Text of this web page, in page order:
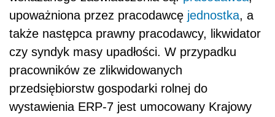
upoważniona przez pracodawcę jednostka, a
także następca prawny pracodawcy, likwidator
czy syndyk masy upadłości. W przypadku
pracowników ze zlikwidowanych
przedsiębiorstw gospodarki rolnej do
wystawienia ERP-7 jest umocowany Krajowy